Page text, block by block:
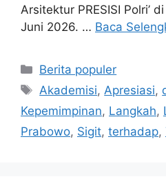
Arsitektur PRESISI Polri’
Juni 2026. … Baca
Kategori
Berita populer
Tag
Akademisi, Apresiasi,
Kepemimpinan, Langkah,
Prabowo, Sigit, terhadap,